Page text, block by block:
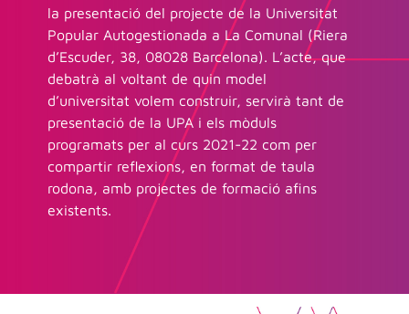
la presentació del projecte de la Universitat
Popular Autogestionada a La Comunal (Riera
d’Escuder, 38, 08028 Barcelona). L’acte, que
debatrà al voltant de quin model
d’universitat volem construir, servirà tant de
presentació de la UPA i els mòduls
programats per al curs 2021-22 com per
compartir reflexions, en format de taula
rodona, amb projectes de formació afins
existents.